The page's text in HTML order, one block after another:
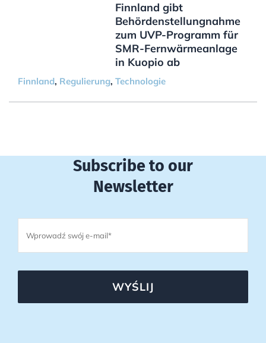
Finnland gibt
Behördenstellungnahme
zum UVP-Programm für
SMR-Fernwärmeanlage
in Kuopio ab
Finnland, Regulierung, Technologie
Subscribe to our
Newsletter
WYŚLIJ